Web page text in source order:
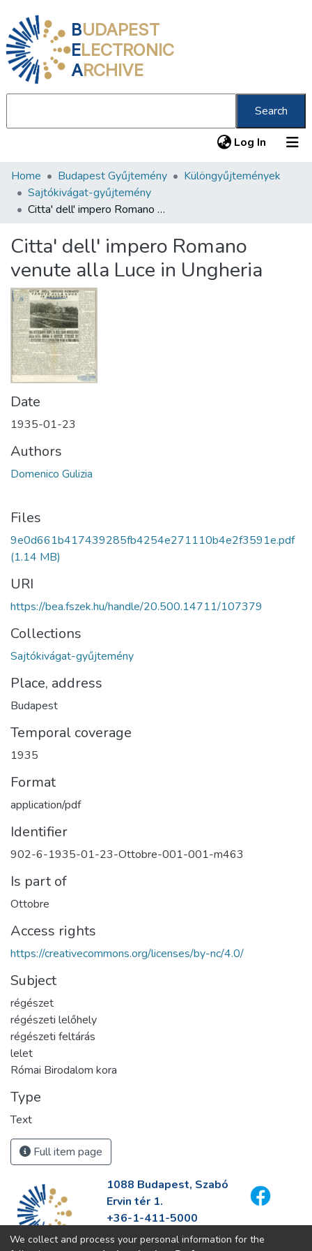
BUDAPEST
ELECTRONIC
ARCHIVE
Search
Log In (current)
Communities & Collections
All of DSpace
About us
Home Budapest Gyűjtemény
Különgyűjtemények
Sajtókivágat-gyűjtemény
Citta' dell' impero Romano venute alla Luce in Ungheria
Citta' dell' impero Romano
venute alla Luce in Ungheria
Date
1935-01-23
Authors
Domenico Gulizia
Files
9e0d661b417439285fb4254e271110b4e2f3591e.pdf
(1.14 MB)
URI
https://bea.fszek.hu/handle/20.500.14711/107379
Collections
Sajtókivágat-gyűjtemény
Place, address
Budapest
Temporal coverage
1935
Format
application/pdf
Identifier
902-6-1935-01-23-Ottobre-001-001-m463
Is part of
Ottobre
Access rights
https://creativecommons.org/licenses/by-nc/4.0/
Subject
régészet
régészeti lelőhely
régészeti feltárás
lelet
Római Birodalom kora
Type
Text
Full item page
1088 Budapest, Szabó
Ervin tér 1.
+36-1-411-5000
info@fszek.hu
We collect and process your personal information for the